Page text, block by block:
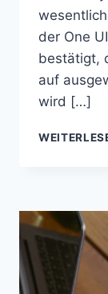
der One
bestätigt,
auf
wird […]